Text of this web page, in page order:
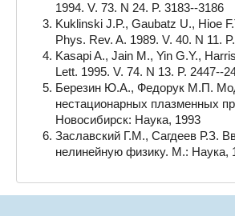
1994. V. 73. N 24. P. 3183--3186
Kuklinski J.P., Gaubatz U., Hioe
Phys. Rev. A. 1989. V. 40. N 11.
Kasapi A., Jain M., Yin G.Y.,
Lett. 1995. V. 74. N 13. P. 2447--
Березин Ю.А., Федорук М.П.
нестационарных плазменных
Новосибирск: Наука, 1993
Заславский Г.М., Сагдеев Р.З.
нелинейную физику. М.: Наука,